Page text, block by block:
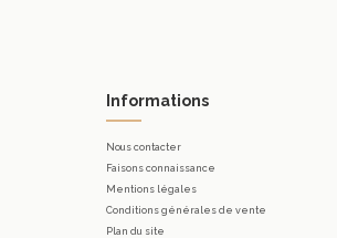
Informations
Nous contacter
Faisons connaissance
Mentions légales
Conditions générales de vente
Plan du site